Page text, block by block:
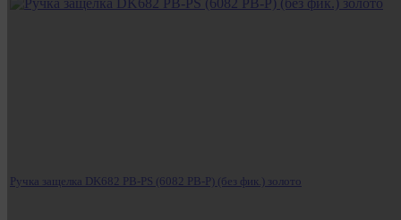
Ручка защелка DK682 PB-PS (6082 PB-P) (без фик.) золото